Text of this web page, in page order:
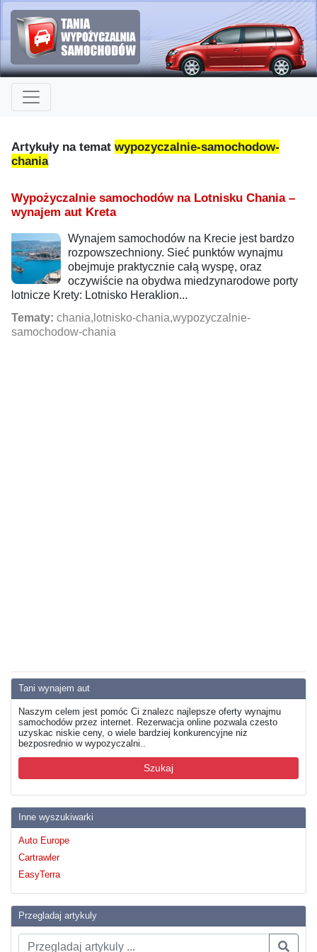
Tani wynajem aut
Naszym celem jest pomóc Ci znalezc najlepsze oferty wynajmu
samochodów przez internet. Rezerwacja online pozwala czesto
uzyskac niskie ceny, o wiele bardziej konkurencyjne niz
bezposrednio w wypozyczalni..
Szukaj
Inne wyszukiwarki
Auto Europe
Cartrawler
EasyTerra
Przegladaj artykuly
Artykuły na temat wypozyczalnie-samochodow-
chania
Wypożyczalnie samochodów na Lotnisku Chania –
wynajem aut Kreta
Wynajem samochodów na Krecie jest bardzo
rozpowszechniony. Sieć punktów wynajmu
obejmuje praktycznie całą wyspę, oraz
oczywiście na obydwa miedzynarodowe porty
lotnicze Krety: Lotnisko Heraklion...
Tematy: chania,lotnisko-chania,wypozyczalnie-
samochodow-chania